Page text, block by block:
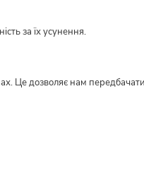
за їх усунення.
Це дозволяє нам передбачати